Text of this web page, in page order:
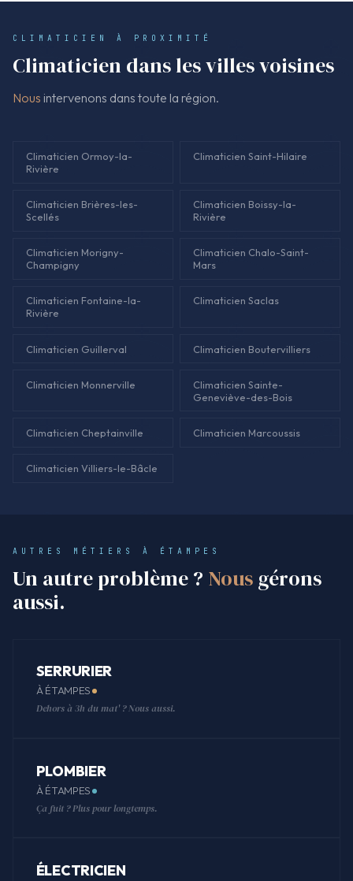
reste l'isolation et le dimensionnement. Le COP et le SEER
CLIMATICIEN À PROXIMITÉ
Climaticien dans les villes voisines
Nous intervenons dans toute la région.
Climaticien Ormoy-la-
Rivière
Climaticien Saint-Hilaire
Climaticien Brières-les-
Scellés
Climaticien Boissy-la-
Rivière
Climaticien Morigny-
Champigny
Climaticien Chalo-Saint-
Mars
Climaticien Fontaine-la-
Rivière
Climaticien Saclas
Climaticien Guillerval Climaticien Boutervilliers
Climaticien Monnerville
Climaticien Sainte-
Geneviève-des-Bois
Climaticien Cheptainville Climaticien Marcoussis
Climaticien Villiers-le-Bâcle
AUTRES MÉTIERS À ÉTAMPES
Un autre problème ? Nous gérons
aussi.
SERRURIER
À ÉTAMPES
Dehors à 3h du mat' ? Nous aussi.
PLOMBIER
À ÉTAMPES
Ça fuit ? Plus pour longtemps.
ÉLECTRICIEN